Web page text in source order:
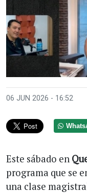
06 JUN 2026 - 16:52
Este sábado en
programa que se
una clase